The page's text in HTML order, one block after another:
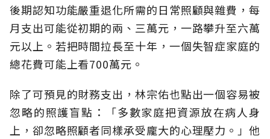
後期認知功能嚴重退化所需的日常照顧與雜費，每
月支出可能從初期的兩、三萬元，一路攀升至六萬
元以上。若把時間拉長至十年，一個失智症家庭的
總花費可能上看700萬元。
除了可預見的財務支出，林宗佑也點出一個容易被
忽略的照護盲點：「多數家庭把資源放在病人身
上，卻忽略照顧者同樣承受龐大的心理壓力。」他